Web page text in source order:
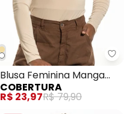
Blusa Feminina Manga
Longa Bege
COBERTURA
R$ 23,97R$ 79,90